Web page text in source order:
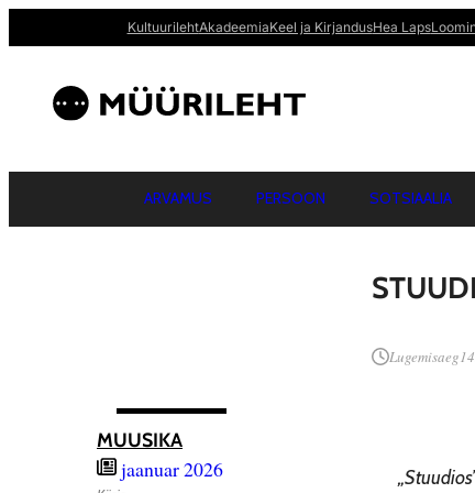
KultuurilehtAkadeemiaKeel ja KirjandusHea Laps
ARVAMUS PERSOON SOTSIAALIA
Lugemisaeg14
MUUSIKA
jaanuar 2026